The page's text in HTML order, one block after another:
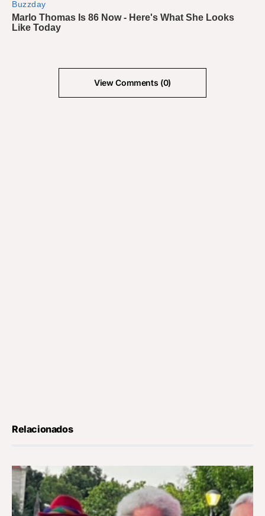
View Comments (0)
Relacionados